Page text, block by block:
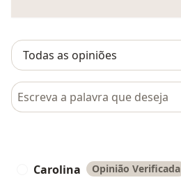
Pesquisar em opiniões
Carolina Opinião Verificada